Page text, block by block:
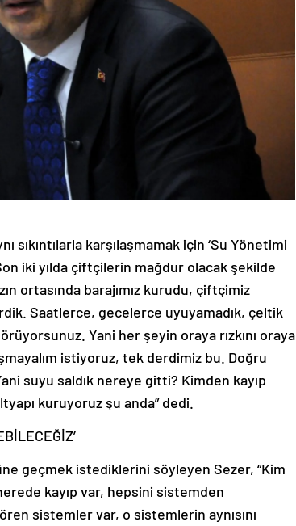
sıkıntılarla karşılaşmamak için ‘Su Yönetimi
iki yılda çiftçilerin mağdur olacak şekilde
ortasında barajımız kurudu, çiftçimiz
Saatlerce, gecelerce uyuyamadık, çeltik
Yani her şeyin oraya rızkını oraya
istiyoruz, tek derdimiz bu. Doğru
suyu saldık nereye gitti? Kimden kayıp
kuruyoruz şu anda” dedi.
geçmek istediklerini söyleyen Sezer, “Kim
kayıp var, hepsini sistemden
sistemler var, o sistemlerin aynısını